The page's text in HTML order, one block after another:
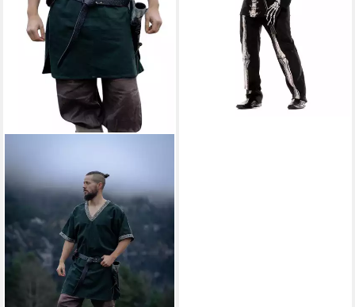
ab 59,99 € UVP69,99 €
lieferbar - in 2-3 Werktagen bei dir